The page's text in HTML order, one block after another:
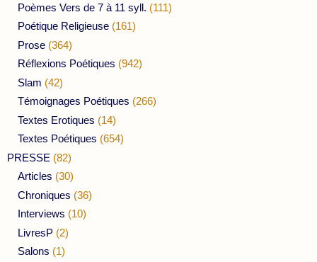
Poèmes Vers de 7 à 11 syll. (111)
Poétique Religieuse (161)
Prose (364)
Réflexions Poétiques (942)
Slam (42)
Témoignages Poétiques (266)
Textes Erotiques (14)
Textes Poétiques (654)
PRESSE (82)
Articles (30)
Chroniques (36)
Interviews (10)
LivresP (2)
Salons (1)